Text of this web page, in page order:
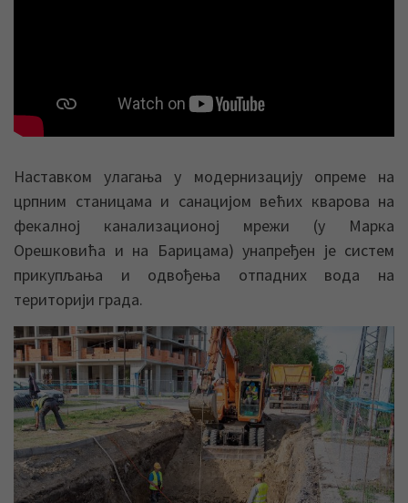
Наставком улагања у модернизацију опреме на
црпним станицама и санацијом већих кварова на
фекалној канализационој мрежи (у Марка
Орешковића и на Барицама) унапређен је систем
прикупљања и одвођења отпадних вода на
територији града.